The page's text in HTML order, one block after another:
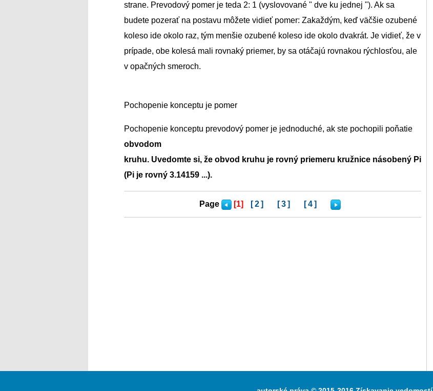
strane. Prevodový pomer je teda 2: 1 (vyslovované " dve ku jednej "). Ak sa
budete pozerať na postavu môžete vidieť pomer: Zakaždým, keď väčšie ozubené
koleso ide okolo raz, tým menšie ozubené koleso ide okolo dvakrát. Je vidieť, že v
prípade, obe kolesá mali rovnaký priemer, by sa otáčajú rovnakou rýchlosťou, ale
v opačných smeroch.
Pochopenie konceptu je pomer
Pochopenie konceptu prevodový pomer je jednoduché, ak ste pochopili poňatie
obvodom
kruhu. Uvedomte si, že obvod kruhu je rovný priemeru kružnice násobený Pi
(Pi je rovný 3.14159 ...).
Page [1] [2] [3] [4]